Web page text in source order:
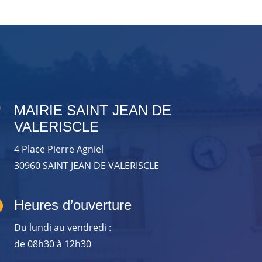
MAIRIE SAINT JEAN DE
VALERISCLE
4 Place Pierre Agniel
30960 SAINT JEAN DE VALERISCLE
Heures d’ouverture
Du lundi au vendredi :
de 08h30 à 12h30